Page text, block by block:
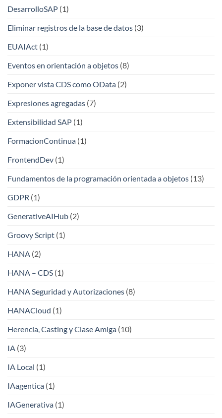
DesarrolloSAP (1)
Eliminar registros de la base de datos (3)
EUAIAct (1)
Eventos en orientación a objetos (8)
Exponer vista CDS como OData (2)
Expresiones agregadas (7)
Extensibilidad SAP (1)
FormacionContinua (1)
FrontendDev (1)
Fundamentos de la programación orientada a objetos (13)
GDPR (1)
GenerativeAIHub (2)
Groovy Script (1)
HANA (2)
HANA – CDS (1)
HANA Seguridad y Autorizaciones (8)
HANACloud (1)
Herencia, Casting y Clase Amiga (10)
IA (3)
IA Local (1)
IAagentica (1)
IAGenerativa (1)